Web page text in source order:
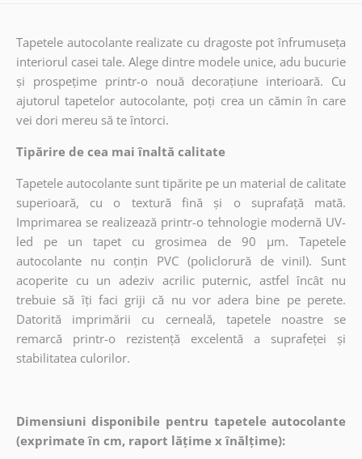
Tapetele autocolante realizate cu dragoste pot înfrumuseța
interiorul casei tale. Alege dintre modele unice, adu bucurie
și prospețime printr-o nouă decorațiune interioară. Cu
ajutorul tapetelor autocolante, poți crea un cămin în care
vei dori mereu să te întorci.
Tipărire de cea mai înaltă calitate
Tapetele autocolante sunt tipărite pe un material de calitate
superioară, cu o textură fină și o suprafață mată.
Imprimarea se realizează printr-o tehnologie modernă UV-
led pe un tapet cu grosimea de 90 µm. Tapetele
autocolante nu conțin PVC (policlorură de vinil). Sunt
acoperite cu un adeziv acrilic puternic, astfel încât nu
trebuie să îți faci griji că nu vor adera bine pe perete.
Datorită imprimării cu cerneală, tapetele noastre se
remarcă printr-o rezistență excelentă a suprafeței și
stabilitatea culorilor.
Dimensiuni disponibile pentru tapetele autocolante
(exprimate în cm, raport lățime x înălțime):